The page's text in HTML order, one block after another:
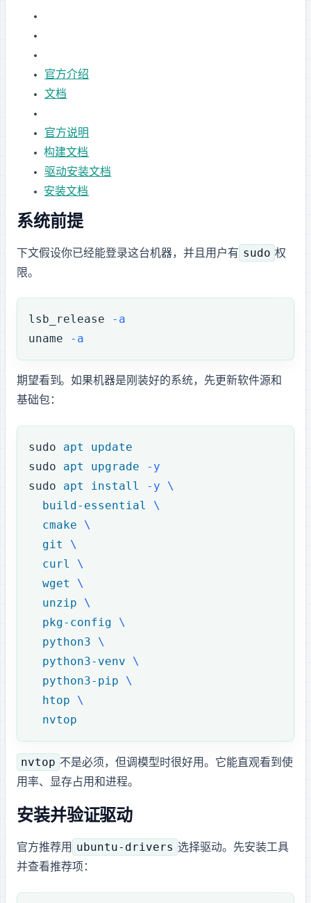
Gemma 3 官方介绍
Gemma 3 文档
GLM-4.5 / GLM-4.5-Air 官方说明
llama.cpp CUDA 构建文档
Ubuntu Server NVIDIA 驱动安装文档
NVIDIA Container Toolkit 安装文档
0. 系统前提
下文假设你已经能 SSH 登录这台机器，并且用户有 sudo 权
限。
lsb_release -a
uname -a
期望看到 Ubuntu 26.04 LTS。如果机器是刚装好的系统，先更新软件源和
基础包：
sudo apt
update
sudo apt upgrade -y
sudo apt install -y \
  build-essential
\
  cmake
\
  git
\
  curl
\
  wget
\
  unzip
\
  pkg-config
\
  python3
\
  python3-venv
\
  python3-pip
\
  htop
\
  nvtop
nvtop 不是必须，但调模型时很好用。它能直观看到 GPU 使
用率、显存占用和进程。
1. 安装并验证 NVIDIA 驱动
Ubuntu 官方推荐用 ubuntu-drivers 选择驱动。先安装工具
并查看推荐项：